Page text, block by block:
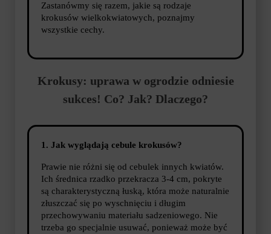
Zastanówmy się razem, jakie są rodzaje
krokusów wielkokwiatowych, poznajmy
wszystkie cechy.
Krokusy: uprawa w ogrodzie odniesie
sukces! Co? Jak? Dlaczego?
1. Jak wyglądają cebule krokusów?
Prawie nie różni się od cebulek innych kwiatów.
Ich średnica rzadko przekracza 3-4 cm, pokryte
są charakterystyczną łuską, która może naturalnie
złuszczać się po wyschnięciu i długim
przechowywaniu materiału sadzeniowego. Nie
trzeba go specjalnie usuwać, ponieważ może być